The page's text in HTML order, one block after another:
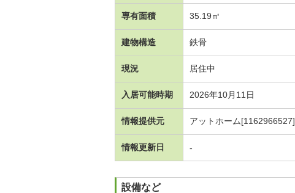
専有面積 35.19㎡
建物構造 鉄骨
現況 居住中
入居可能時期 2026年10月11日
情報提供元 アットホーム[1162966527]
情報更新日 -
設備など